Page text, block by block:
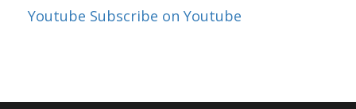
Youtube Subscribe on Youtube